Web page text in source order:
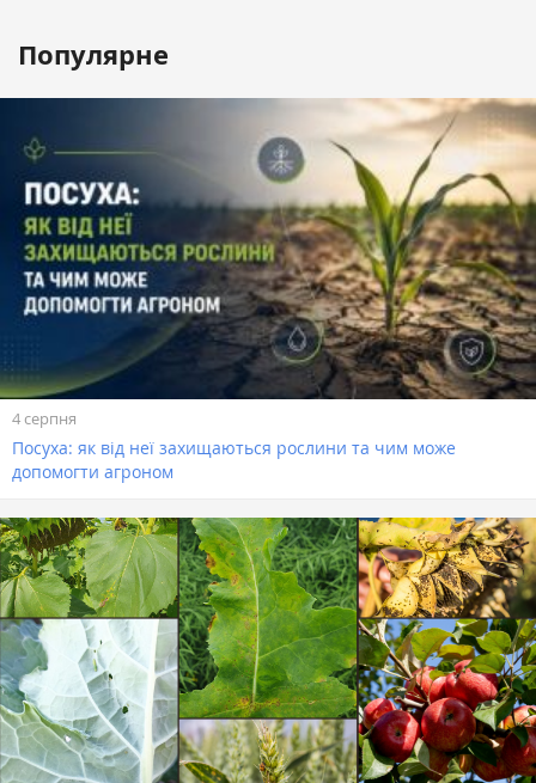
Популярне
4 серпня
Посуха: як від неї захищаються рослини та чим може
допомогти агроном